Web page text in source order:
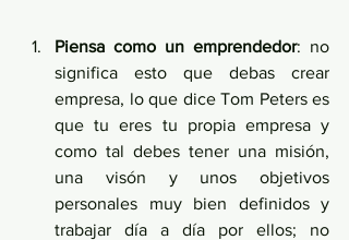
Piensa como un emprendedor: no
significa esto que debas crear
empresa, lo que dice Tom Peters es
que tu eres tu propia empresa y
como tal debes tener una misión,
una visón y unos objetivos
personales muy bien definidos y
trabajar día a día por ellos; no